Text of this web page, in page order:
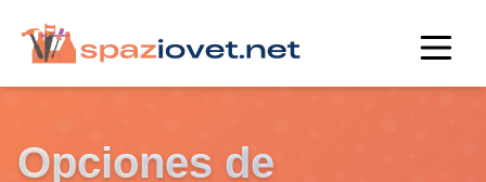
Opciones de